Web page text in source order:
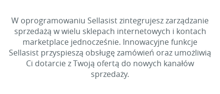
W oprogramowaniu Sellasist zintegrujesz zarządzanie
sprzedażą w wielu sklepach internetowych i kontach
marketplace jednocześnie. Innowacyjne funkcje
Sellasist przyspieszą obsługę zamówień oraz umożliwią
Ci dotarcie z Twoją ofertą do nowych kanałów
sprzedaży.